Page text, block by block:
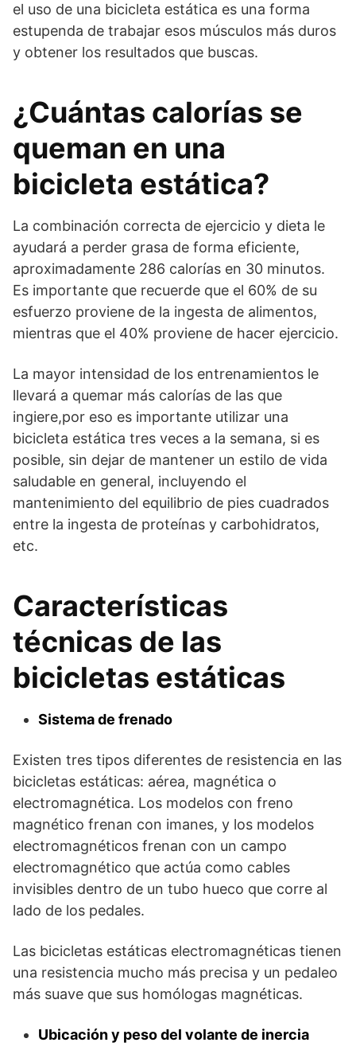
el uso de una bicicleta estática es una forma
estupenda de trabajar esos músculos más duros
y obtener los resultados que buscas.
¿Cuántas calorías se
queman en una
bicicleta estática?
La combinación correcta de ejercicio y dieta le
ayudará a perder grasa de forma eficiente,
aproximadamente 286 calorías en 30 minutos.
Es importante que recuerde que el 60% de su
esfuerzo proviene de la ingesta de alimentos,
mientras que el 40% proviene de hacer ejercicio.
La mayor intensidad de los entrenamientos le
llevará a quemar más calorías de las que
ingiere,por eso es importante utilizar una
bicicleta estática tres veces a la semana, si es
posible, sin dejar de mantener un estilo de vida
saludable en general, incluyendo el
mantenimiento del equilibrio de pies cuadrados
entre la ingesta de proteínas y carbohidratos,
etc.
Características
técnicas de las
bicicletas estáticas
Sistema de frenado
Existen tres tipos diferentes de resistencia en las
bicicletas estáticas: aérea, magnética o
electromagnética. Los modelos con freno
magnético frenan con imanes, y los modelos
electromagnéticos frenan con un campo
electromagnético que actúa como cables
invisibles dentro de un tubo hueco que corre al
lado de los pedales.
Las bicicletas estáticas electromagnéticas tienen
una resistencia mucho más precisa y un pedaleo
más suave que sus homólogas magnéticas.
Ubicación y peso del volante de inercia